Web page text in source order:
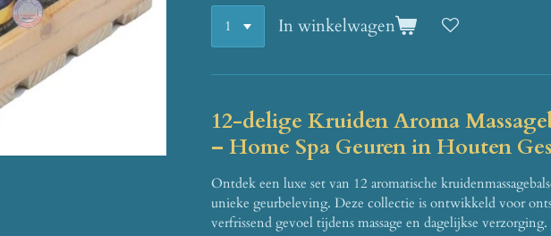
In winkelwagen
12-delige Kruiden Aroma
– Home Spa Geuren in Houten
Ontdek een luxe set van 12 aromatische
unieke geurbeleving. Deze collectie is ontwikkeld voor
verfrissend gevoel tijdens massage en dagelijkse verzorging.